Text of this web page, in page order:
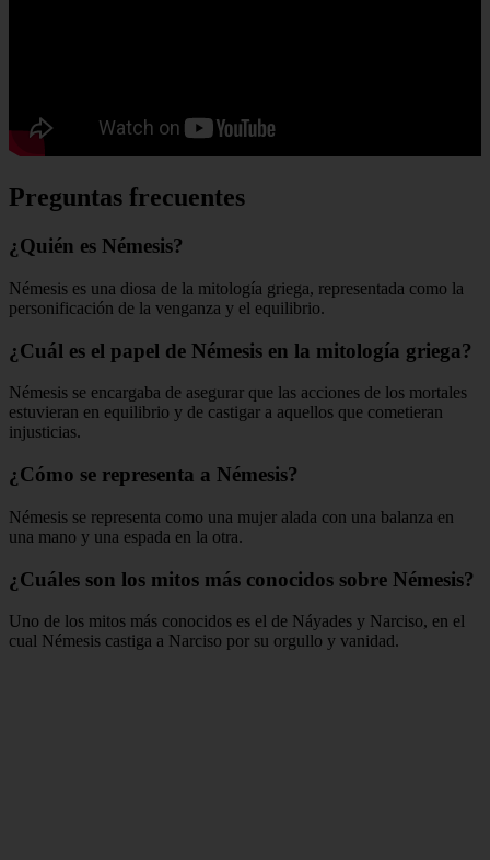
Preguntas frecuentes
¿Quién es Némesis?
Némesis es una diosa de la mitología griega, representada como la
personificación de la venganza y el equilibrio.
¿Cuál es el papel de Némesis en la mitología griega?
Némesis se encargaba de asegurar que las acciones de los mortales
estuvieran en equilibrio y de castigar a aquellos que cometieran
injusticias.
¿Cómo se representa a Némesis?
Némesis se representa como una mujer alada con una balanza en
una mano y una espada en la otra.
¿Cuáles son los mitos más conocidos sobre Némesis?
Uno de los mitos más conocidos es el de Náyades y Narciso, en el
cual Némesis castiga a Narciso por su orgullo y vanidad.